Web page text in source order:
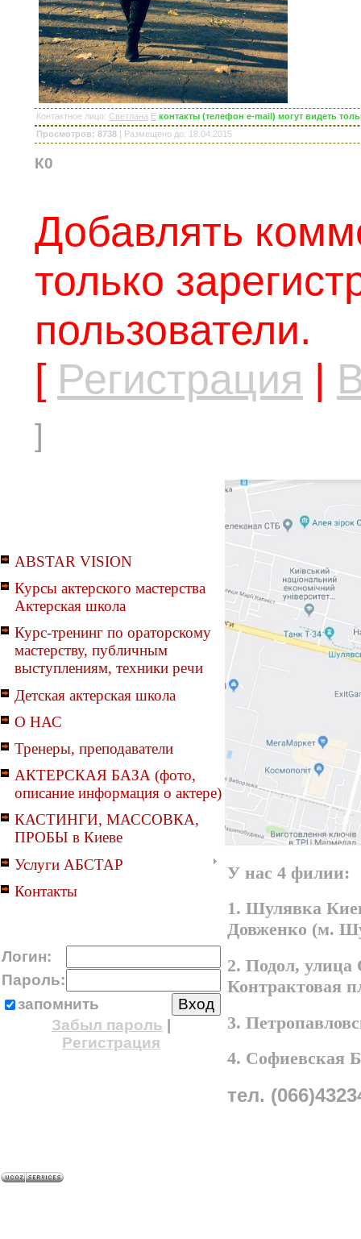
Контактное лицо: Светлана E контакты (телефон e-mail) могут видеть
Просмотров: 8738 | Размещено до: 18.04.2015
К0
Добавлять
только
пользователи.
[ Регистрация |
]
ABSTAR VISION
Курсы актерского мастерства
Актерская школа
Курс-тренинг по ораторскому
мастерству, публичным
выступлениям, техники речи
Детская актерская школа
О НАС
Тренеры, преподаватели
АКТЕРСКАЯ БАЗА (фото,
описание информация о актере)
КАСТИНГИ, МАССОВКА,
ПРОБЫ в Киеве
Услуги АБСТАР
Контакты
Логин:
Пароль:
запомнить
Забыл пароль
Регистрация
У нас 4 филии:
1. Шулявка
Довженко (м.
2. Подол,
Контрактовая
3.
4. Софиевская
тел.